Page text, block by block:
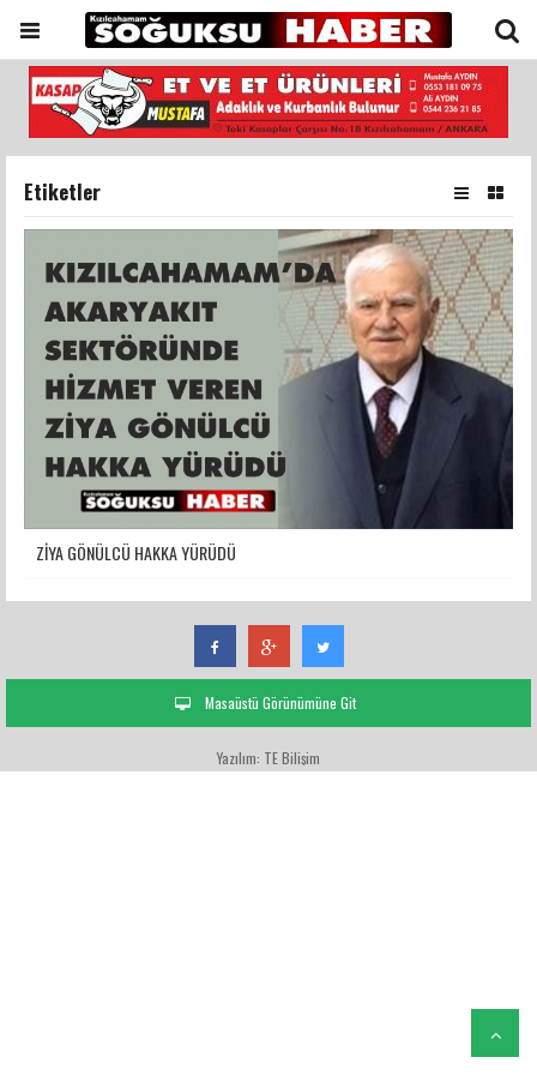
Etiketler
ZİYA GÖNÜLCÜ HAKKA YÜRÜDÜ
Masaüstü Görünümüne Git
Yazılım: TE Bilişim